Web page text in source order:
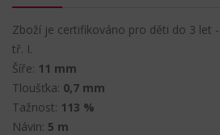
Zboží je certifikováno pro děti do 3 let
tř. I.
Šíře: 11 mm
Tloušťka: 0,7 mm
Tažnost: 113 %
Návin: 5 m